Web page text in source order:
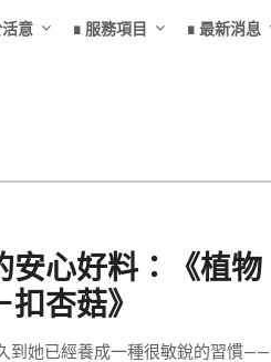
意 ∎ 服務項目 ∎ 最新消息
安心好料：《植物
杏菇》
到她已經養成一種很敏銳的習慣——